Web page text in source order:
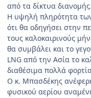
από τα δίκτυα διανομής.
Η υψηλή πληρότητα
ότι θα οδηγήσει στην
τους καλοκαιρινούς
θα συμβάλει και το
LNG από την Ασία το
διαθέσιμα πολλά
Ο κ. Μπασδέκης
φυσικού αερίου